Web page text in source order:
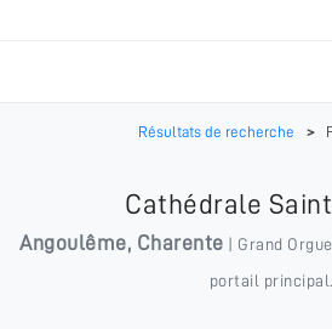
Résultats de recherche >
Cathédrale
Angoulême, Charente | Grand Orgue
portail principal.